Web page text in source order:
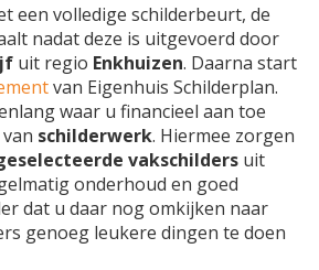
een volledige schilderbeurt, de
nadat deze is uitgevoerd door
uit regio Enkhuizen. Daarna start
van Eigenhuis Schilderplan.
waar u financieel aan toe
schilderwerk. Hiermee zorgen
vakschilders uit
onderhoud en goed
dat u daar nog omkijken naar
genoeg leukere dingen te doen